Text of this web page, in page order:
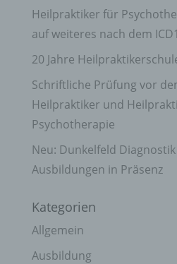
Heilpraktiker für
auf weiteres nach dem
20 Jahre
Schriftliche Prüfung vor
Heilpraktiker und
Psychotherapie
Neu: Dunkelfeld
Ausbildungen in Präsenz
Kategorien
Allgemein
Ausbildung